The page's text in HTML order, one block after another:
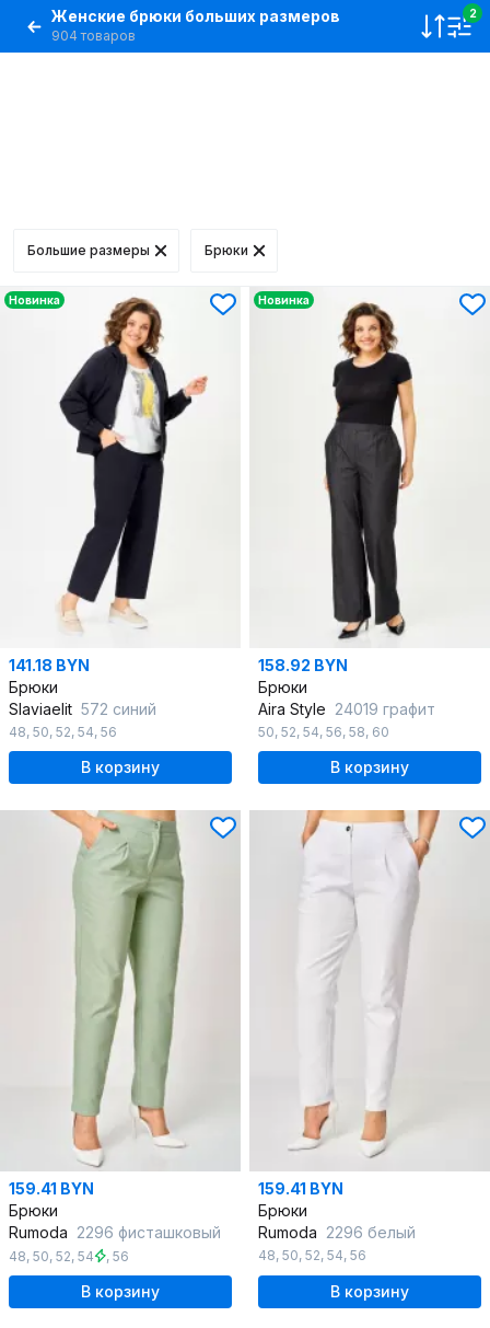
Женские брюки больших размеров
904 товаров
2
Большие размеры Брюки
Новинка
141.18 BYN
Брюки
Slaviaelit 572 синий
48, 50, 52, 54, 56
В корзину
Новинка
158.92 BYN
Брюки
Aira Style 24019 графит
50, 52, 54, 56, 58, 60
В корзину
159.41 BYN
Брюки
Rumoda 2296 фисташковый
48, 50, 52, 54 , 56
В корзину
159.41 BYN
Брюки
Rumoda 2296 белый
48, 50, 52, 54, 56
В корзину